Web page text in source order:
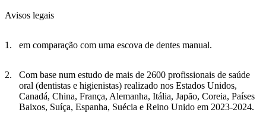
Avisos legais
em comparação com uma escova de dentes manual.
Com base num estudo de mais de 2600 profissionais de saúde
oral (dentistas e higienistas) realizado nos Estados Unidos,
Canadá, China, França, Alemanha, Itália, Japão, Coreia, Países
Baixos, Suíça, Espanha, Suécia e Reino Unido em 2023-2024.